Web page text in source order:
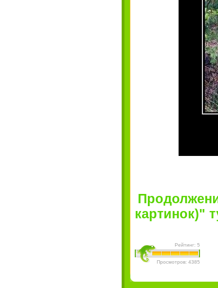
картинок)"
Рейтинг: 5
Просмотров: 4385